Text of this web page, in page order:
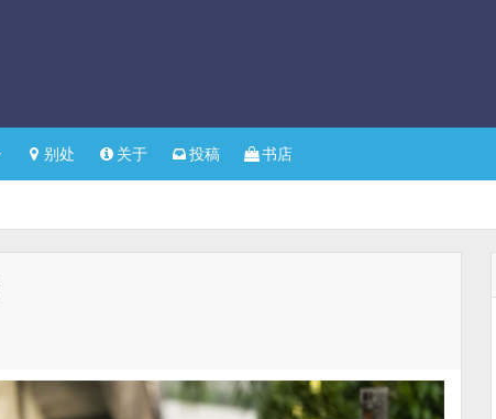
别处 关于 投稿 书店